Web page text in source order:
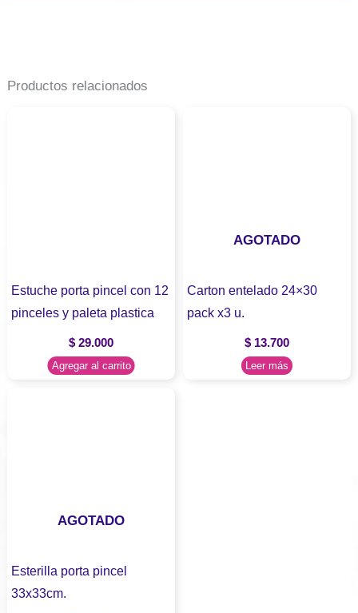
Productos relacionados
Estuche porta pincel con 12
pinceles y paleta plastica
$ 29.000
Agregar al carrito
AGOTADO
Carton entelado 24×30
pack x3 u.
$13.700
Leer más
AGOTADO
Esterilla porta pincel
33x33cm.